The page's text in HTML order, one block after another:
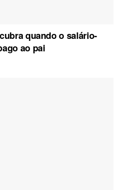
quando o salário-
ao pai